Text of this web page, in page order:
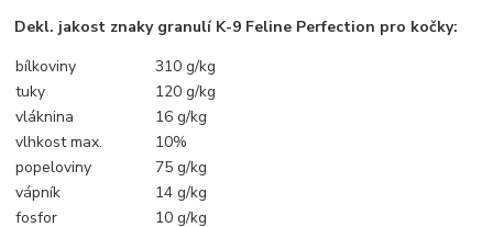
Dekl. jakost znaky granulí K-9 Feline Perfection pro kočky:
bílkoviny
310 g/kg
tuky
120 g/kg
vláknina
16 g/kg
vlhkost max.
10%
popeloviny
75 g/kg
vápník
14 g/kg
fosfor
10 g/kg